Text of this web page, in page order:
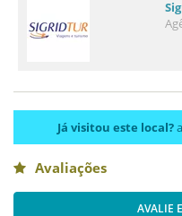
Já visitou este local?
Avaliações
AVALIE